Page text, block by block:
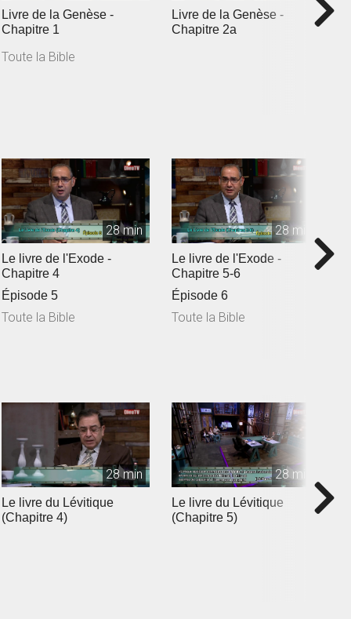
Livre de la Genèse -
Chapitre 1
Toute la Bible
Livre de la Genèse -
Chapitre 2a
28 min
Le livre de l'Exode -
Chapitre 4
Épisode 5
Toute la Bible
28 min
Le livre de l'Exode -
Chapitre 5-6
Épisode 6
Toute la Bible
28 min
Le livre du Lévitique
(Chapitre 4)
28 min
Le livre du Lévitique
(Chapitre 5)